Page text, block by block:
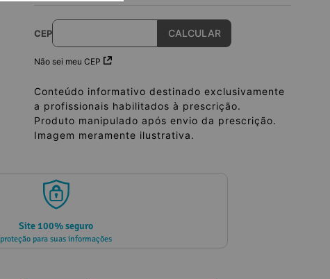
CEP
Não sei meu CEP
Conteúdo informativo destinado exclusivamente
a profissionais habilitados à prescrição.
Produto manipulado após envio da prescrição.
Imagem meramente ilustrativa.
Site 100% seguro
proteção para suas informações